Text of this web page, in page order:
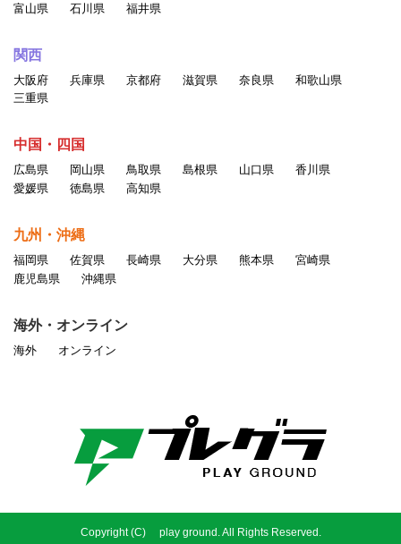
富山県
石川県 福井県
関西
大阪府 兵庫県 京都府 滋賀県 奈良県
和歌山県
三重県
中国・四国
広島県 岡山県 鳥取県 島根県 山口県
香川県
愛媛県
徳島県 高知県
九州・沖縄
福岡県 佐賀県 長崎県 大分県 熊本県
宮崎県
鹿児島県
沖縄県
海外・オンライン
海外 オンライン
Copyright (C) play ground. All Rights Reserved.